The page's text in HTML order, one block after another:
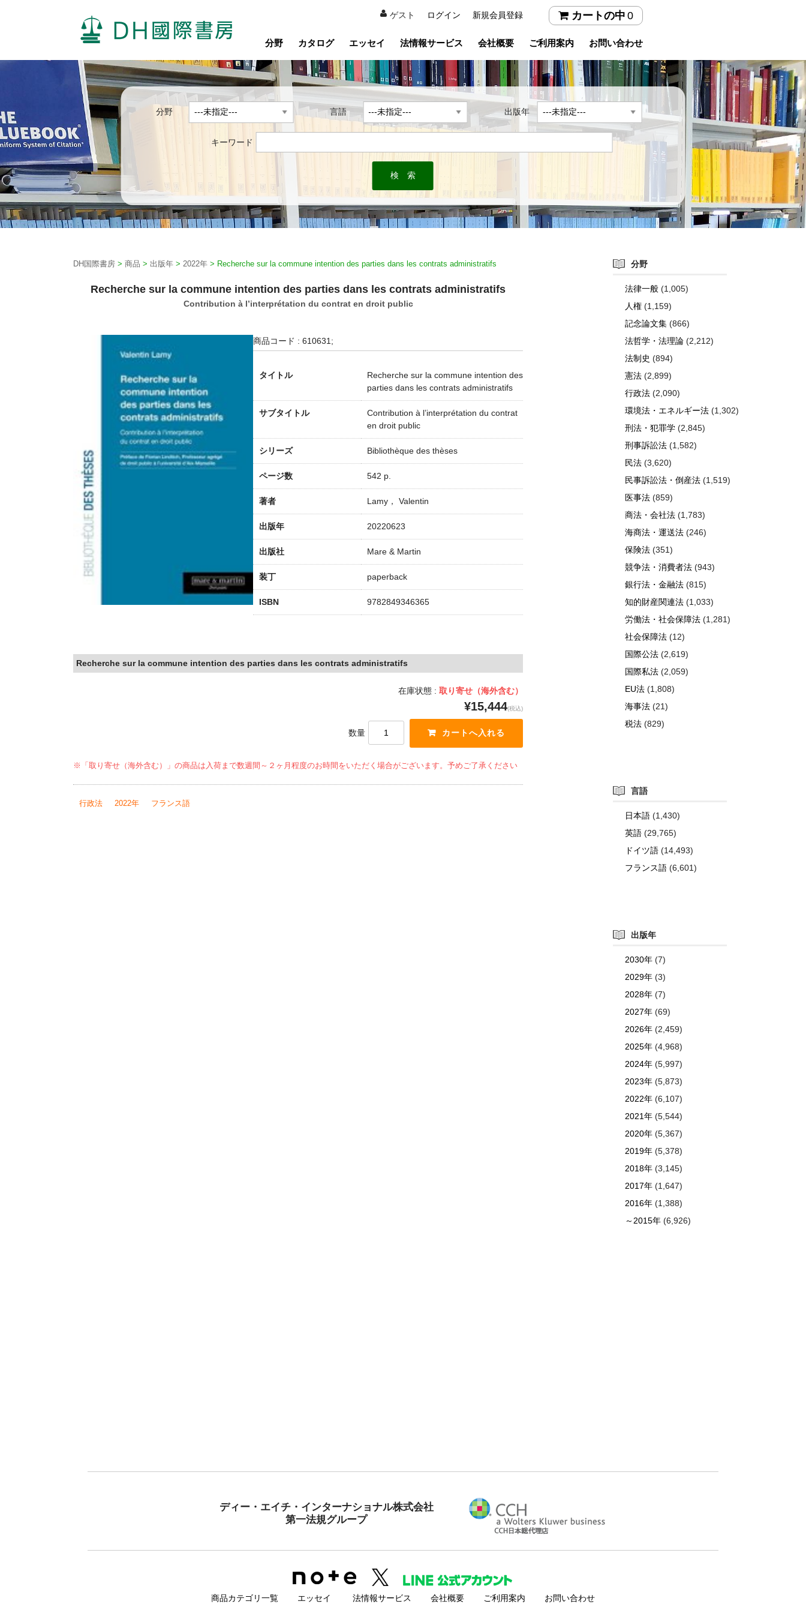
ゲスト ログイン 新規会員登録 カートの中 0
分野 カタログ エッセイ 法情報サービス 会社概要 ご利用案内 お問い合わせ
分野 言語 出版年
キーワード
DH国際書房 > 商品 > 出版年 > 2022年 > Recherche sur la commune intention des parties dans les contrats administratifs
Recherche sur la commune intention des parties dans les contrats administratifs
Contribution à l’interprétation du contrat en droit public
商品コード : 610631;
タイトル
Recherche sur la commune intention des
parties dans les contrats administratifs
サブタイトル
Contribution à l’interprétation du contrat
en droit public
シリーズ Bibliothèque des thèses
ページ数 542 p.
著者 Lamy， Valentin
出版年 20220623
出版社 Mare & Martin
装丁 paperback
ISBN 9782849346365
Recherche sur la commune intention des parties dans les contrats administratifs
在庫状態 : 取り寄せ（海外含む）
¥15,444(税込)
数量
※「取り寄せ（海外含む）」の商品は入荷まで数週間～２ヶ月程度のお時間をいただく場合がございます。予めご了承ください
行政法 2022年 フランス語
分野
法律一般 (1,005)
人権 (1,159)
記念論文集 (866)
法哲学・法理論 (2,212)
法制史 (894)
憲法 (2,899)
行政法 (2,090)
環境法・エネルギー法 (1,302)
刑法・犯罪学 (2,845)
刑事訴訟法 (1,582)
民法 (3,620)
民事訴訟法・倒産法 (1,519)
医事法 (859)
商法・会社法 (1,783)
海商法・運送法 (246)
保険法 (351)
競争法・消費者法 (943)
銀行法・金融法 (815)
知的財産関連法 (1,033)
労働法・社会保障法 (1,281)
社会保障法 (12)
国際公法 (2,619)
国際私法 (2,059)
EU法 (1,808)
海事法 (21)
税法 (829)
言語
日本語 (1,430)
英語 (29,765)
ドイツ語 (14,493)
フランス語 (6,601)
出版年
2030年 (7)
2029年 (3)
2028年 (7)
2027年 (69)
2026年 (2,459)
2025年 (4,968)
2024年 (5,997)
2023年 (5,873)
2022年 (6,107)
2021年 (5,544)
2020年 (5,367)
2019年 (5,378)
2018年 (3,145)
2017年 (1,647)
2016年 (1,388)
～2015年 (6,926)
ディー・エイチ・インターナショナル株式会社
第一法規グループ
商品カテゴリ一覧 エッセイ 法情報サービス 会社概要 ご利用案内 お問い合わせ